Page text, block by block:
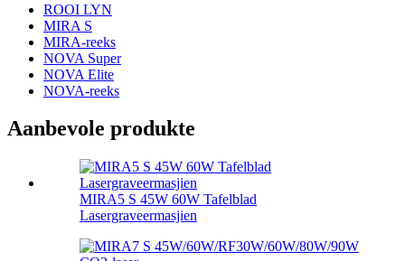
ROOI LYN
MIRA S
MIRA-reeks
NOVA Super
NOVA Elite
NOVA-reeks
Aanbevole produkte
MIRA5 S 45W 60W Tafelblad
Lasergraveermasjien